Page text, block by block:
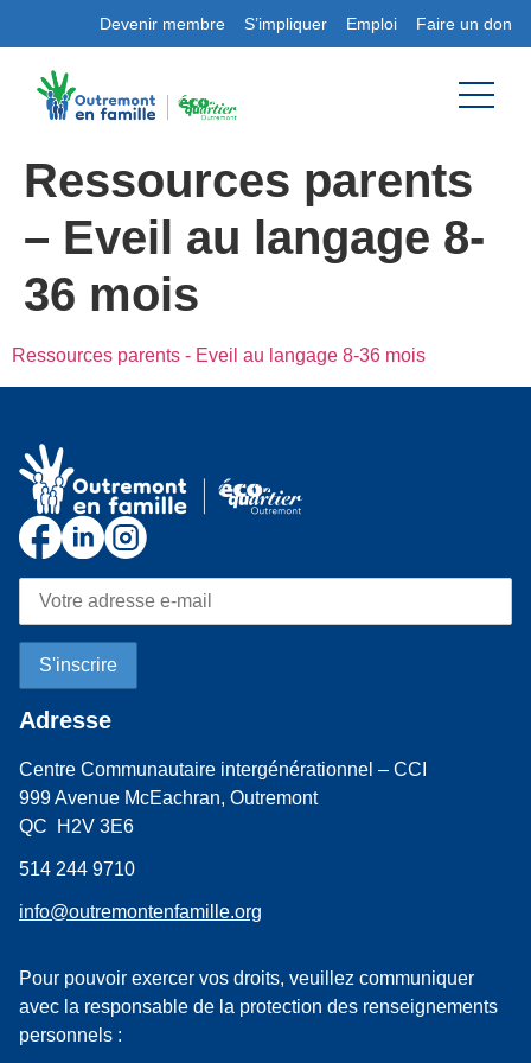
Devenir membre S’impliquer Emploi Faire un don
Ressources parents
– Eveil au langage 8-
36 mois
Ressources parents - Eveil au langage 8-36 mois
Adresse
Centre Communautaire intergénérationnel – CCI
999 Avenue McEachran, Outremont
QC H2V 3E6
514 244 9710
info@outremontenfamille.org
Pour pouvoir exercer vos droits, veuillez communiquer
avec la responsable de la protection des renseignements
personnels :